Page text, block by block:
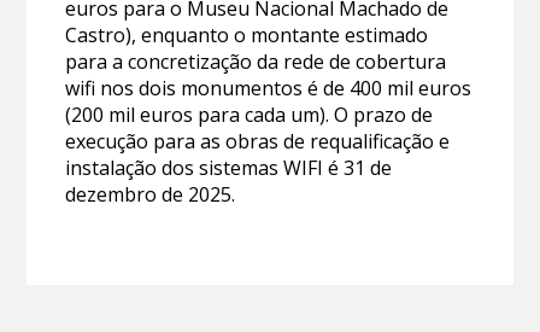
euros para o Museu Nacional Machado de
Castro), enquanto o montante estimado
para a concretização da rede de cobertura
wifi nos dois monumentos é de 400 mil euros
(200 mil euros para cada um). O prazo de
execução para as obras de requalificação e
instalação dos sistemas WIFI é 31 de
dezembro de 2025.